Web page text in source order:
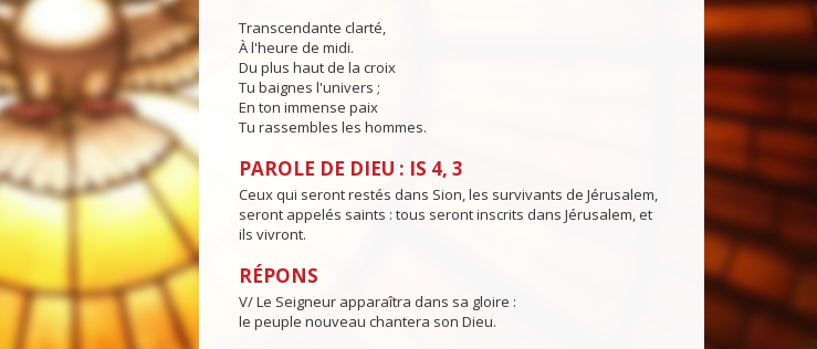
Transcendante clarté,
À l'heure de midi.
Du plus haut de la croix
Tu baignes l'univers ;
En ton immense paix
Tu rassembles les hommes.
PAROLE DE DIEU : IS 4, 3
Ceux qui seront restés dans Sion, les survivants de Jérusalem,
seront appelés saints : tous seront inscrits dans Jérusalem, et
ils vivront.
RÉPONS
V/ Le Seigneur apparaîtra dans sa gloire :
le peuple nouveau chantera son Dieu.